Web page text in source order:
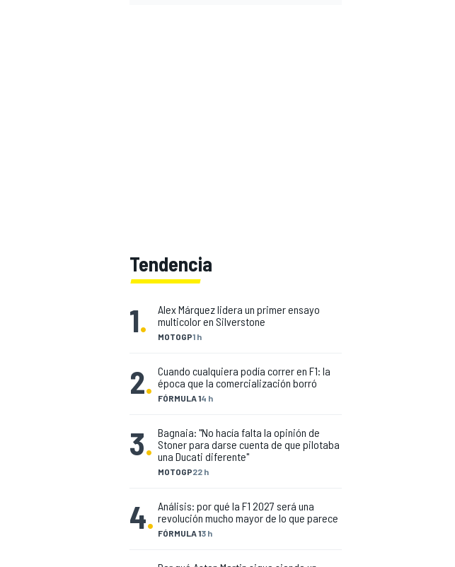
Tendencia
1. MOTOGP1 h
Alex Márquez lidera un primer ensayo
multicolor en Silverstone
2. FÓRMULA 14 h
Cuando cualquiera podía correr en F1: la
época que la comercialización borró
3.
MOTOGP22 h
Bagnaia: "No hacía falta la opinión de
Stoner para darse cuenta de que pilotaba
una Ducati diferente"
4. FÓRMULA 13 h
Análisis: por qué la F1 2027 será una
revolución mucho mayor de lo que parece